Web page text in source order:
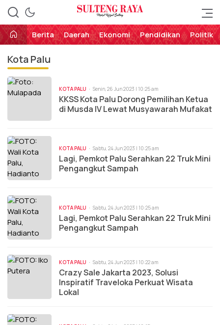
Sulteng Raya
Perekat Rakyat Sulteng
Berita
Daerah Ekonomi Pendidikan Politik
Kota Palu
KOTA PALU Senin, 26 Jun 2023 | 10:25 am
KKSS Kota Palu Dorong Pemilihan Ketua
di Musda IV Lewat Musyawarah Mufakat
KOTA PALU Sabtu, 24 Jun 2023 | 10:25 am
Lagi, Pemkot Palu Serahkan 22 Truk Mini
Pengangkut Sampah
KOTA PALU Sabtu, 24 Jun 2023 | 10:25 am
Lagi, Pemkot Palu Serahkan 22 Truk Mini
Pengangkut Sampah
KOTA PALU Sabtu, 24 Jun 2023 | 10:22 am
Crazy Sale Jakarta 2023, Solusi
Inspiratif Traveloka Perkuat Wisata
Lokal